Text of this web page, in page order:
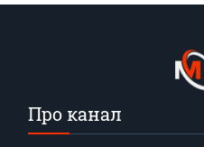
Про канал